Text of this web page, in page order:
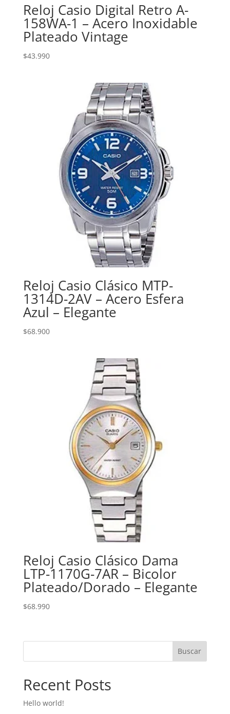
Reloj Casio Digital Retro A-
158WA-1 – Acero Inoxidable
Plateado Vintage
$43.990
Reloj Casio Clásico MTP-
1314D-2AV – Acero Esfera
Azul – Elegante
$68.900
Reloj Casio Clásico Dama
LTP-1170G-7AR – Bicolor
Plateado/Dorado – Elegante
$68.990
Buscar
Recent Posts
Hello world!